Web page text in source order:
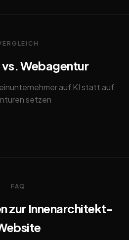
Webagentur
auf KI statt auf
setzen
FAQ
zur Innenarchitekt-